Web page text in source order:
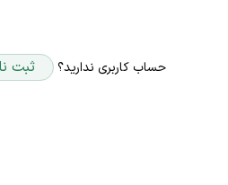
حساب کاربری ندارید؟ ثبت